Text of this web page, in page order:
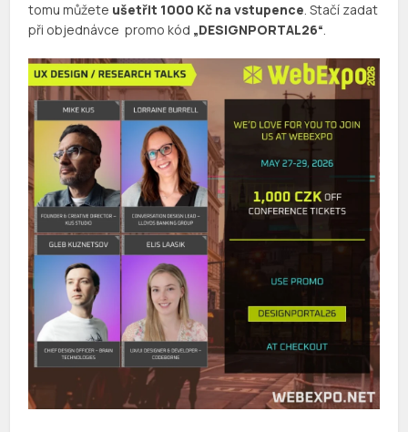
tomu můžete ušetřit 1000 Kč na vstupence . Stačí zadat
při objednávce promo kód „DESIGNPORTAL26“